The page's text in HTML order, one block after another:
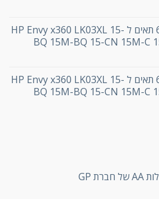
סוללה חליפית 6 תאים ל HP Envy x360 LK03XL 15-
BQ 15M-BQ 15-CN 15M-C
סוללה מקורית 6 תאים ל HP Envy x360 LK03XL 15-
BQ 15M-BQ 15-CN 15M-C